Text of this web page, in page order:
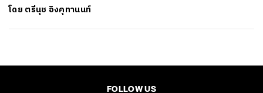
โดย ตรีนุช อิงคุทานนท์
FOLLOW US